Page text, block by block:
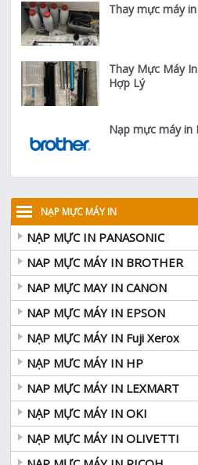
Thay mực máy in
Thay Mực Máy
Hợp Lý
Nạp mực máy in
NẠP MỰC MÁY IN
NẠP MỰC IN PANASONIC
NAP MỰC MÁY IN BROTHER
NAP MỰC MAY IN CANON
NAP MỰC MÁY IN EPSON
NẠP MỰC MÁY IN Fuji Xerox
NẠP MƯC MÁY IN HP
NAP MỰC MÁY IN LEXMART
NẠP MỰC MÁY IN OKI
NẠP MỰC MÁY IN OLIVETTI